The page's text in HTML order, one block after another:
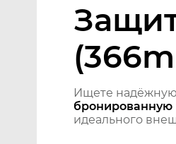
Ищете
бронированную
идеального